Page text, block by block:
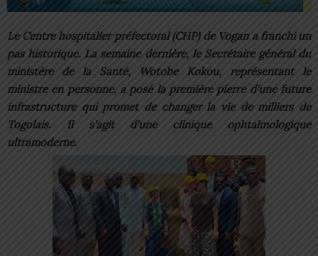
Le Centre hospitalier préfectoral (CHP) de Vogan a franchi un
pas historique. La semaine dernière, le Secrétaire général du
ministère de la Santé, Wotobe Kokou, représentant le
ministre en personne, a posé la première pierre d’une future
infrastructure qui promet de changer la vie de milliers de
Togolais. Il s’agit d’une clinique ophtalmologique
ultramoderne.